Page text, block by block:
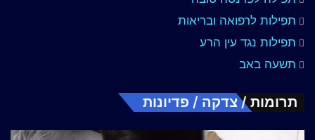
תפילות לרפואה ובריאות
תפילות נגד עין הרע
תשעה באב
תרומות / צדקה / פדיונות